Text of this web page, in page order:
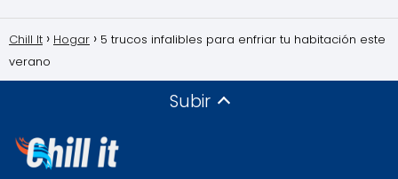
Chill It Hogar
5 trucos infalibles para enfriar tu habitación este
verano
Subir